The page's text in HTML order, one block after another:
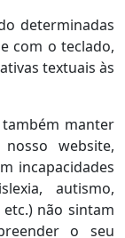
determinadas
com o teclado,
textuais às
manter
website,
incapacidades
autismo,
não sintam
o seu